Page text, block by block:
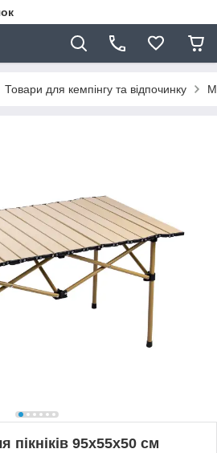
Товари для кемпінгу та відпочинку
пікніків 95x55x50 см